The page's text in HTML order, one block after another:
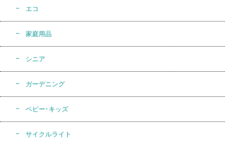
エコ
家庭用品
シニア
ガーデニング
ベビー･キッズ
サイクルライト